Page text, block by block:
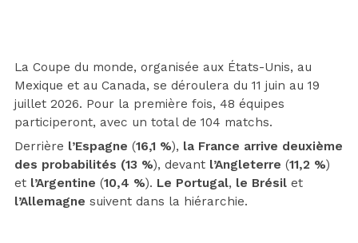
La Coupe du monde, organisée aux États-Unis, au
Mexique et au Canada, se déroulera du 11 juin au 19
juillet 2026. Pour la première fois, 48 équipes
participeront, avec un total de 104 matchs.
Derrière l’Espagne (16,1 %), la France arrive deuxième
des probabilités (13 %), devant l’Angleterre (11,2 %)
et l’Argentine (10,4 %). Le Portugal, le Brésil et
l’Allemagne suivent dans la hiérarchie.